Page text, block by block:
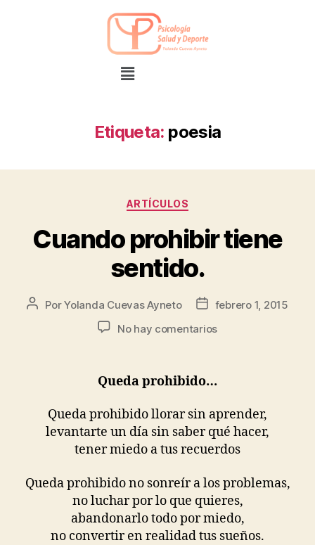
Etiqueta: poesia
ARTÍCULOS
Cuando prohibir tiene
sentido.
PorYolanda Cuevas Ayneto
febrero 1, 2015
No hay comentarios
Queda prohibido…
Queda prohibido llorar sin aprender,
levantarte un día sin saber qué hacer,
tener miedo a tus recuerdos
Queda prohibido no sonreír a los problemas,
no luchar por lo que quieres,
abandonarlo todo por miedo,
no convertir en realidad tus sueños.